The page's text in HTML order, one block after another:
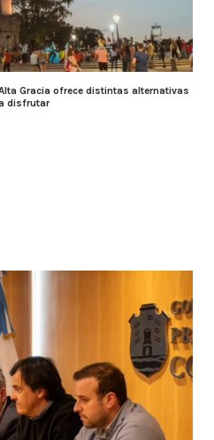
Gracia ofrece distintas alternativas
disfrutar